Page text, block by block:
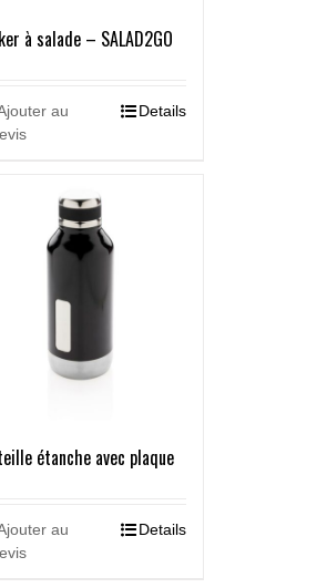
à salade – SALAD2GO
au
Details
étanche avec plaque
au
Details